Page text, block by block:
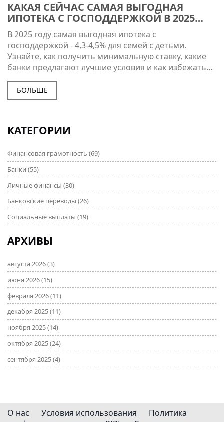
КАКАЯ СЕЙЧАС САМАЯ ВЫГОДНАЯ
ИПОТЕКА С ГОСПОДДЕРЖКОЙ В 2025
ГОДУ
В 2025 году самая выгодная ипотека с
господдержкой - 4,3-4,5% для семей с детьми.
Узнайте, как получить минимальную ставку, какие
банки предлагают лучшие условия и как избежать
ошибок при оформлении.
БОЛЬШЕ
КАТЕГОРИИ
Финансовая грамотность (69)
Банки (55)
Личные финансы (30)
Банковские переводы (26)
Социальные выплаты (19)
АРХИВЫ
августа 2026(3)
июня 2026(15)
февраля 2026(11)
декабря 2025(11)
ноября 2025(14)
октября 2025(24)
сентября 2025(4)
О нас Условия использования
Политика